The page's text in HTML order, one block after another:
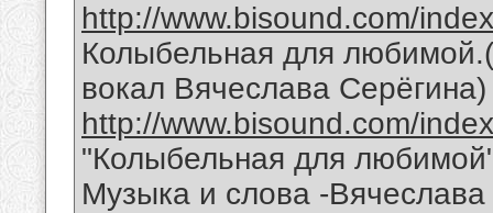
http://www.bisound.com/
Колыбельная для
вокал Вячеслава Серёгина)
http://www.bisound.com/
"Колыбельная для
Музыка и слова -